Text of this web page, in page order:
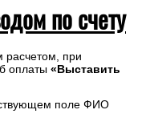
по счету
расчетом, при
оплаты «Выставить
поле ФИО